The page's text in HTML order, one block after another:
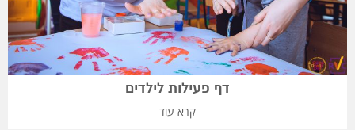
דף פעילות לילדים
קרא עוד